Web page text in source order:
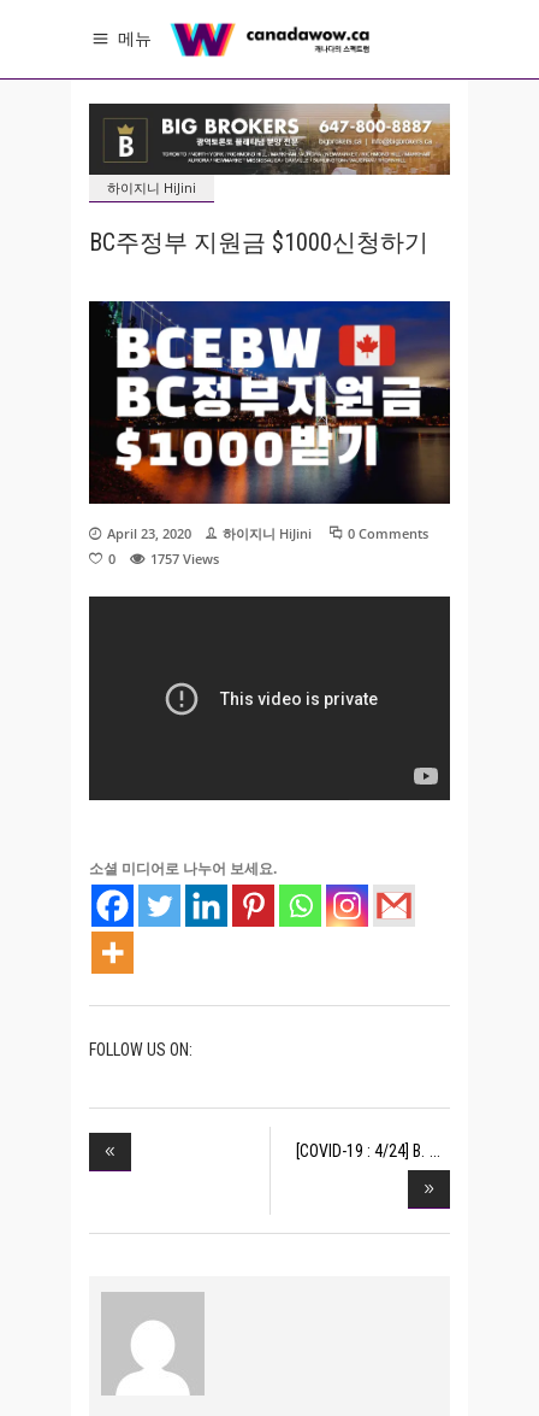
메뉴
하이지니 HiJini
BC주정부 지원금 $1000신청하기
April 23, 2020 하이지니 HiJini
0 Comments
0
1757 Views
소셜 미디어로 나누어 보세요.
FOLLOW US ON:
[COVID-19 : 4/24] B.